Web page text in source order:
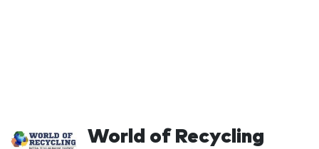
World of Recycling